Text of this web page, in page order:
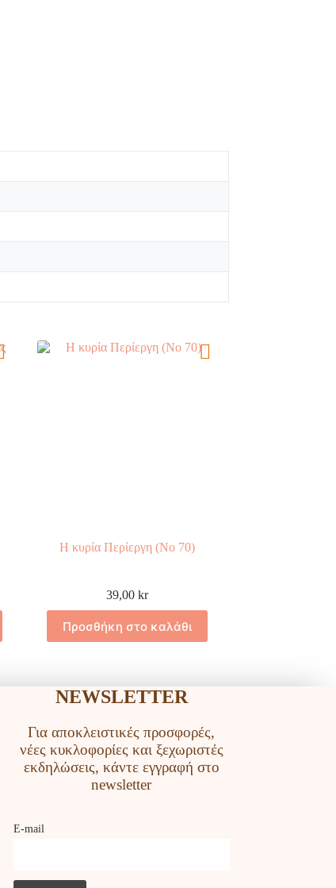
Η κυρία Περίεργη (Νο 70)
39,00 kr
Προσθήκη στο καλάθι
NEWSLETTER
Για αποκλειστικές προσφορές,
νέες κυκλοφορίες και ξεχωριστές
εκδηλώσεις, κάντε εγγραφή στο
newsletter
Ε-mail